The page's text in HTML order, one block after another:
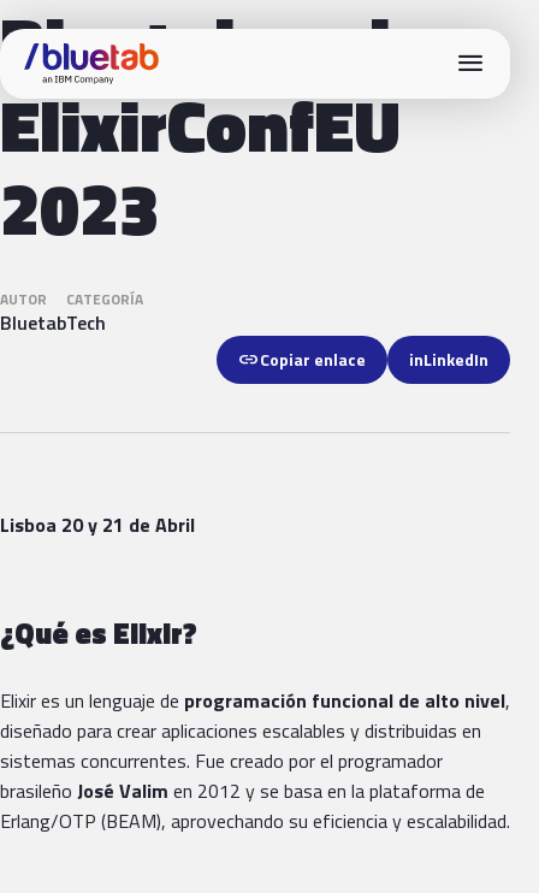
menu
Bluetab en la
ElixirConfEU
2023
AUTOR
Bluetab
CATEGORÍA
Tech
linkCopiar enlace inLinkedIn
Lisboa 20 y 21 de Abril
¿Qué es Elixir?
Elixir es un lenguaje de programación funcional de alto nivel,
diseñado para crear aplicaciones escalables y distribuidas en
sistemas concurrentes. Fue creado por el programador
brasileño José Valim en 2012 y se basa en la plataforma de
Erlang/OTP (BEAM), aprovechando su eficiencia y escalabilidad.